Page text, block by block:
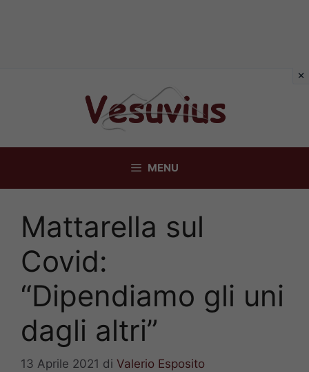
MENU
Mattarella sul
Covid:
“Dipendiamo gli uni
dagli altri”
13 Aprile 2021 di Valerio Esposito